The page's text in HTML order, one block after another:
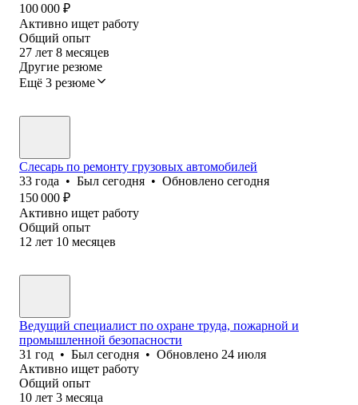
100 000 ₽
Активно ищет работу
Общий опыт
27 лет 8 месяцев
Другие резюме
Ещё 3 резюме
Слесарь по ремонту грузовых автомобилей
33 года • Был сегодня • Обновлено сегодня
150 000 ₽
Активно ищет работу
Общий опыт
12 лет 10 месяцев
Ведущий специалист по охране труда, пожарной и
промышленной безопасности
31 год • Был сегодня • Обновлено 24 июля
Активно ищет работу
Общий опыт
10 лет 3 месяца